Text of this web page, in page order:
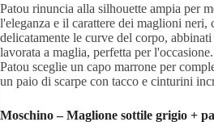
Patou rinuncia alla silhouette ampia per
l'eleganza e il carattere dei maglioni neri,
delicatamente le curve del corpo,
lavorata a maglia, perfetta per
Patou sceglie un capo marrone per
un paio di scarpe con tacco e cinturini
Moschino– Maglione sottile grigio +